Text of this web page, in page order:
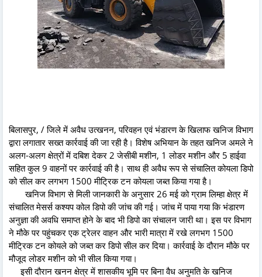
बिलासपुर, / जिले में अवैध उत्खनन, परिवहन एवं भंडारण के खिलाफ खनिज विभाग
द्वारा लगातार सख्त कार्रवाई की जा रही है। विशेष अभियान के तहत खनिज अमले ने
अलग-अलग क्षेत्रों में दबिश देकर 2 जेसीबी मशीन, 1 लोडर मशीन और 5 हाईवा
सहित कुल 9 वाहनों पर कार्रवाई की है। साथ ही अवैध रूप से संचालित कोयला डिपो
को सील कर लगभग 1500 मीट्रिक टन कोयला जब्त किया गया है।
खनिज विभाग से मिली जानकारी के अनुसार 26 मई को ग्राम लिम्हा क्षेत्र में
संचालित मेसर्स कश्यप कोल डिपो की जांच की गई। जांच में पाया गया कि भंडारण
अनुज्ञा की अवधि समाप्त होने के बाद भी डिपो का संचालन जारी था। इस पर विभाग
ने मौके पर पहुंचकर एक ट्रेलर वाहन और भारी मात्रा में रखे लगभग 1500
मीट्रिक टन कोयले को जब्त कर डिपो सील कर दिया। कार्रवाई के दौरान मौके पर
मौजूद लोडर मशीन को भी सील किया गया।
इसी दौरान खनन क्षेत्र में शासकीय भूमि पर बिना वैध अनुमति के खनिज